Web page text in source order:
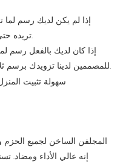
تريده حتى يتمكن المصممون من رسم التصميم لك.
للمصممين لدينا تزويدك برسم ثلاثي الأبعاد استنادًا إلى التصميم الخاص بك.
إنه عالي الأداء ومضاد.